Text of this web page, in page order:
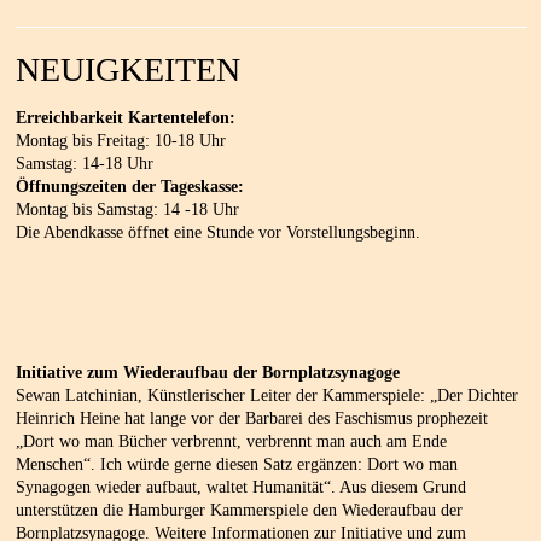
NEUIGKEITEN
Erreichbarkeit Kartentelefon:
Montag bis Freitag: 10-18 Uhr
Samstag: 14-18 Uhr
Öffnungszeiten der Tageskasse:
Montag bis Samstag: 14 -18 Uhr
Die Abendkasse öffnet eine Stunde vor Vorstellungsbeginn.
Initiative zum Wiederaufbau der Bornplatzsynagoge
Sewan Latchinian, Künstlerischer Leiter der Kammerspiele: „Der Dichter
Heinrich Heine hat lange vor der Barbarei des Faschismus prophezeit
„Dort wo man Bücher verbrennt, verbrennt man auch am Ende
Menschen“. Ich würde gerne diesen Satz ergänzen: Dort wo man
Synagogen wieder aufbaut, waltet Humanität“. Aus diesem Grund
unterstützen die Hamburger Kammerspiele den Wiederaufbau der
Bornplatzsynagoge. Weitere Informationen zur Initiative und zum